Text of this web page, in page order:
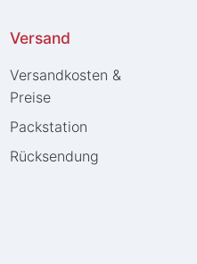
Versand
Versandkosten &
Preise
Packstation
Rücksendung